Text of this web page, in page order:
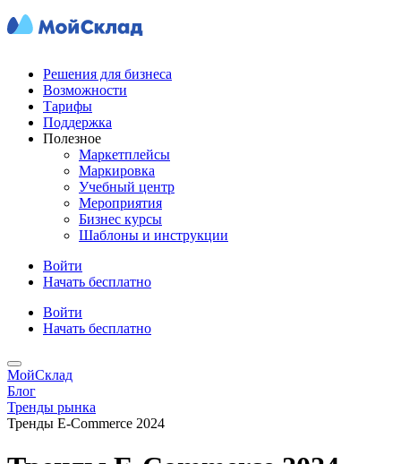
Решения для бизнеса
Возможности
Тарифы
Поддержка
Полезное
Маркетплейсы
Маркировка
Учебный центр
Мероприятия
Бизнес курсы
Шаблоны и инструкции
Войти
Начать бесплатно
Войти
Начать бесплатно
МойСклад
Блог
Тренды рынка
Тренды E-Commerce 2024